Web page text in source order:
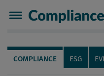
Compliance
Servicenavigation
Navigation
COMPLIANCE ESG